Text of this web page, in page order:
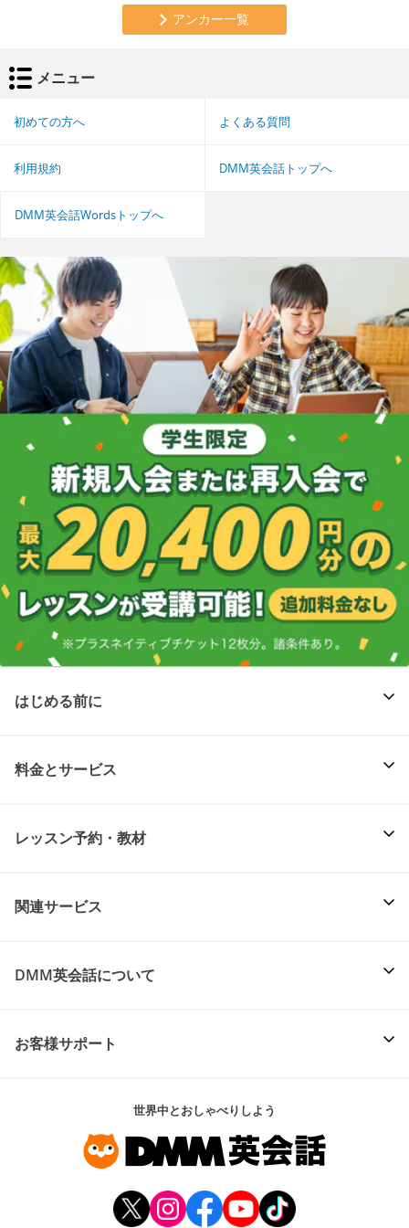
アンカー一覧
メニュー
初めての方へ よくある質問
利用規約 DMM英会話トップへ
DMM英会話Wordsトップへ
はじめる前に
料金とサービス
レッスン予約・教材
関連サービス
DMM英会話について
お客様サポート
世界中とおしゃべりしよう